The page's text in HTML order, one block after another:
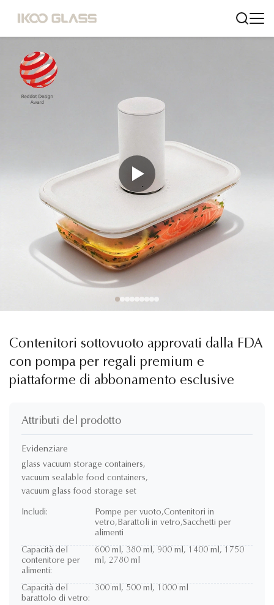
Contenitori sottovuoto approvati dalla FDA
con pompa per regali premium e
piattaforme di abbonamento esclusive
Attributi del prodotto
Evidenziare
glass vacuum storage containers,
vacuum sealable food containers,
vacuum glass food storage set
Includi:
Pompe per vuoto,Contenitori in
vetro,Barattoli in vetro,Sacchetti per
alimenti
Capacità del
contenitore per
alimenti:
600 ml, 380 ml, 900 ml, 1400 ml, 1750
ml, 2780 ml
Capacità del
barattolo di vetro:
300 ml, 500 ml, 1000 ml